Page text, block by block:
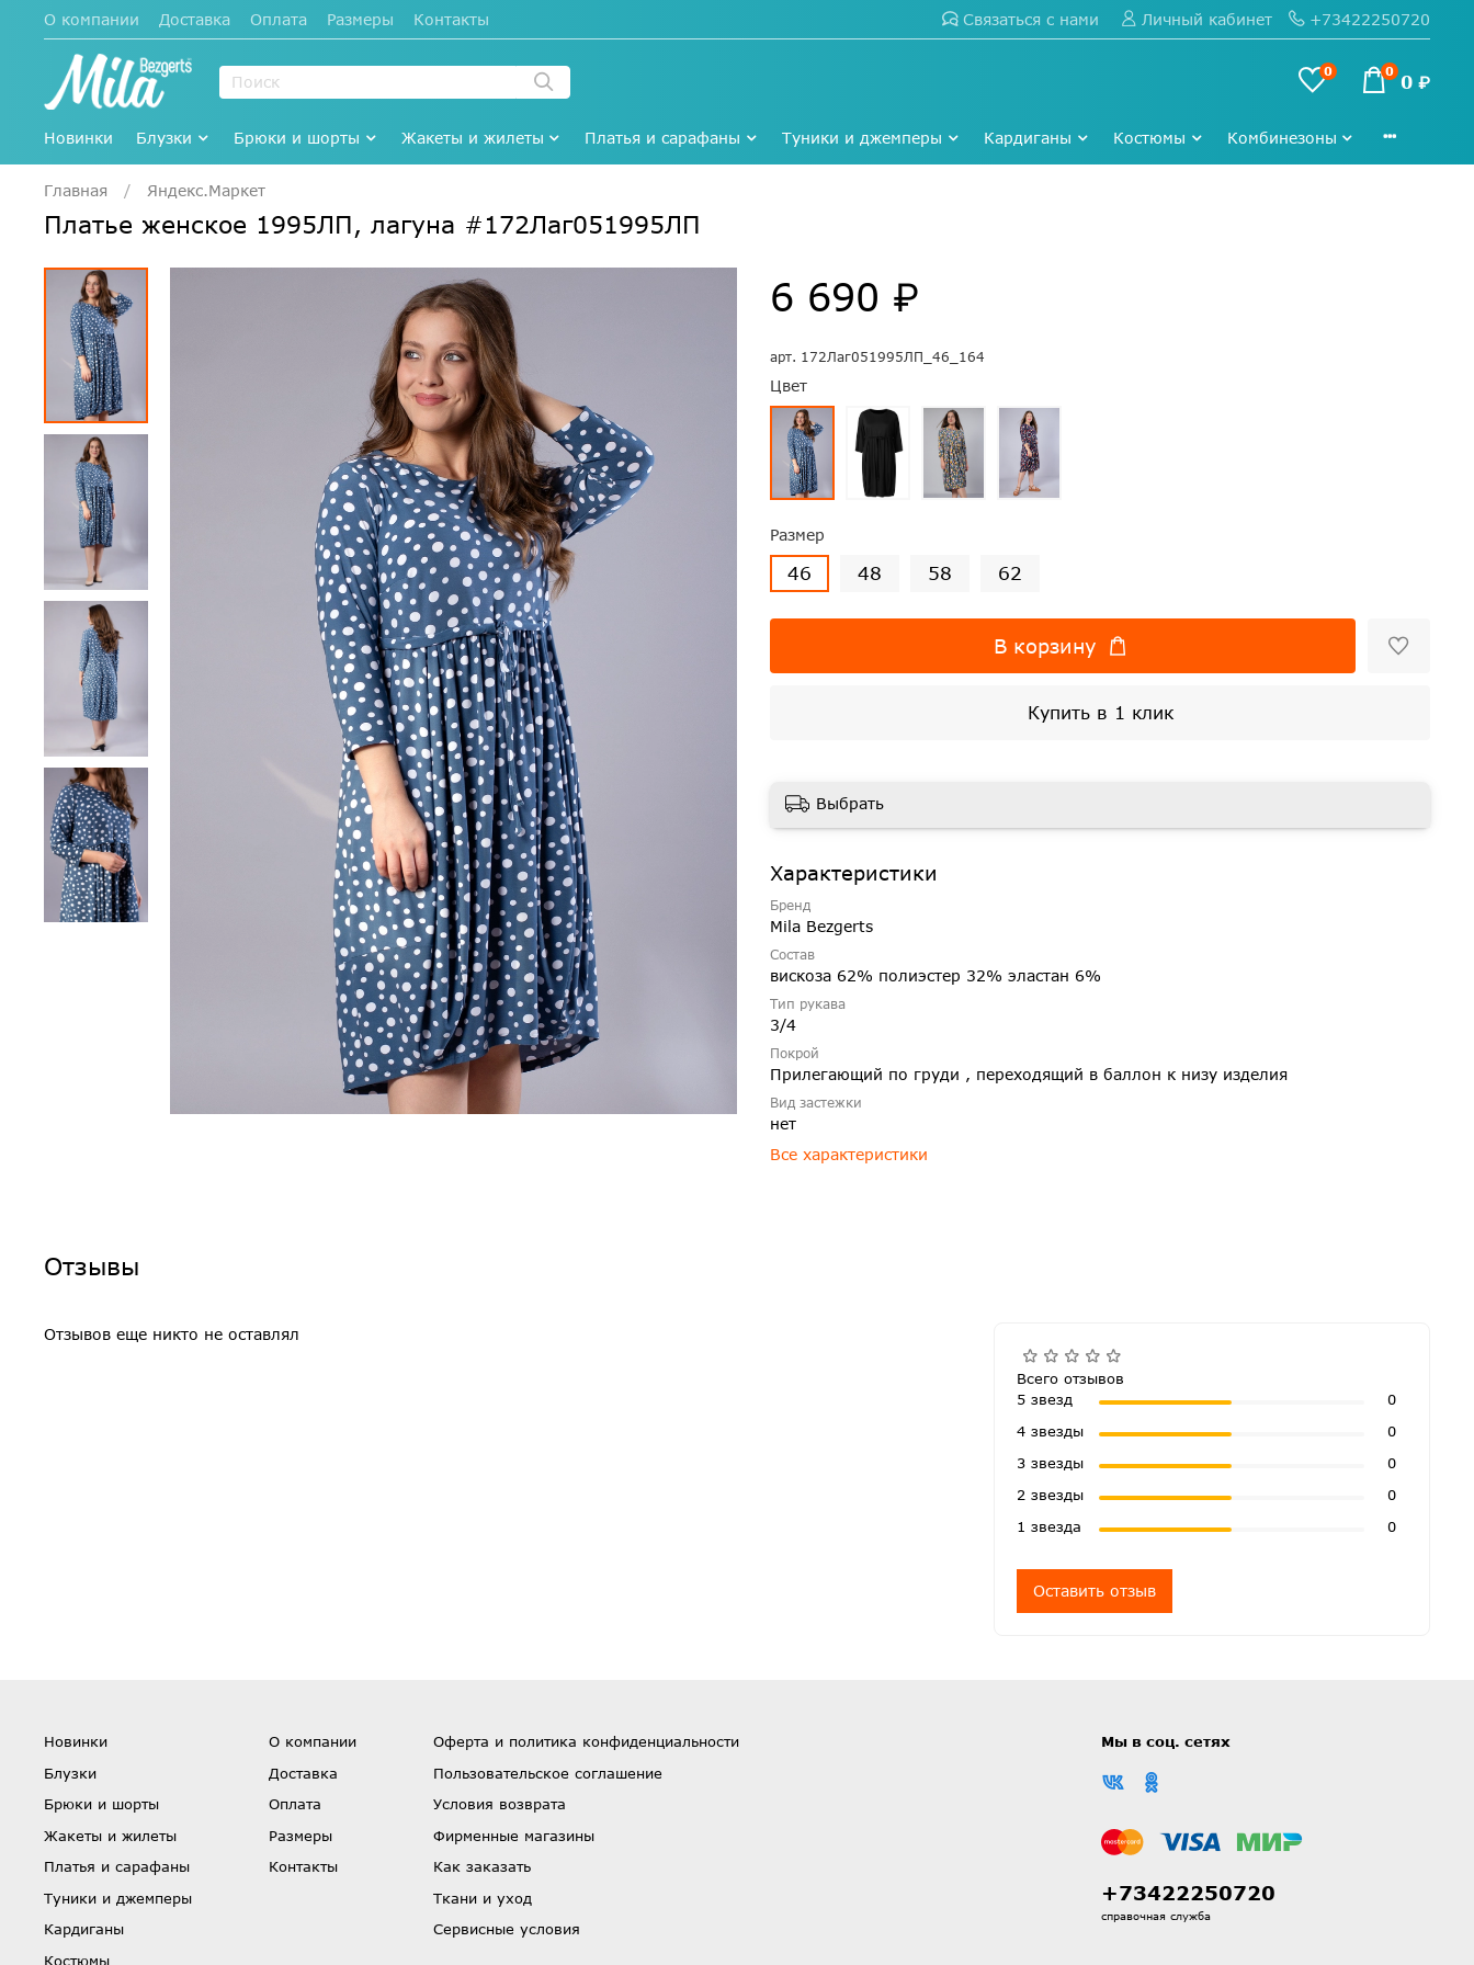
О компании Доставка Оплата Размеры Контакты Связаться с нами Личный кабинет +73422250720
0 0 0 ₽
Новинки Блузки Брюки и шорты Жакеты и жилеты Платья и сарафаны Туники и джемперы Кардиганы Костюмы Комбинезоны
Главная Яндекс.Маркет
Платье женское 1995ЛП, лагуна #172Лаг051995ЛП
арт. 172Лаг051995ЛП_46_164
Цвет
Размер
46 48 58 62
6 690 ₽
В корзину
Купить в 1 клик
Выбрать
Характеристики
Бренд
Mila Bezgerts
Состав
вискоза 62% полиэстер 32% эластан 6%
Тип рукава
3/4
Покрой
Прилегающий по груди , переходящий в баллон к низу изделия
Вид застежки
нет
Все характеристики
Отзывы
Отзывов еще никто не оставлял
Всего отзывов
5 звезд
0
4 звезды
0
3 звезды
0
2 звезды
0
1 звезда
0
Оставить отзыв
Новинки
Блузки
Брюки и шорты
Жакеты и жилеты
Платья и сарафаны
Туники и джемперы
Кардиганы
Костюмы
О компании
Доставка
Оплата
Размеры
Контакты
Оферта и политика конфиденциальности
Пользовательское соглашение
Условия возврата
Фирменные магазины
Как заказать
Ткани и уход
Сервисные условия
Мы в соц. сетях
+73422250720
справочная служба